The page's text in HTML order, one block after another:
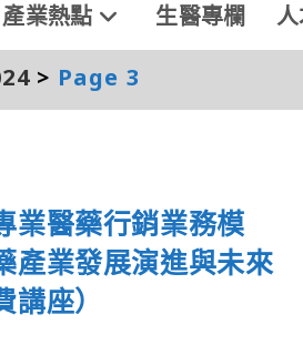
產業熱點 生醫專欄
> Page 3
業醫藥行銷業務模
產業發展演進與未來
座）